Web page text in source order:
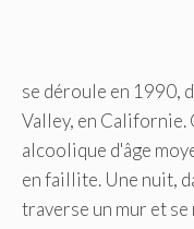
se déroule en 1990,
Valley, en
alcoolique d'âge
en faillite. Une nuit,
traverse un mur et